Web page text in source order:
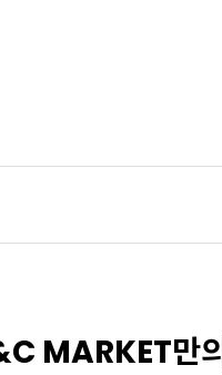
MARKET만